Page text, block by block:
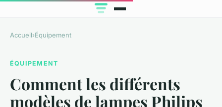
Accueil›Équipement
ÉQUIPEMENT
Comment les différents
modèles de lampes Philips